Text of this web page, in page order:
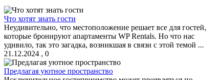
Что хотят знать гости
Неудивительно, что местоположение решает все для гостей,
которые бронируют апартаменты WP Rentals. Но что нас
удивило, так это загадка, возникшая в связи с этой темой ...
21.12.2024 , 0
Предлагая уютное пространство